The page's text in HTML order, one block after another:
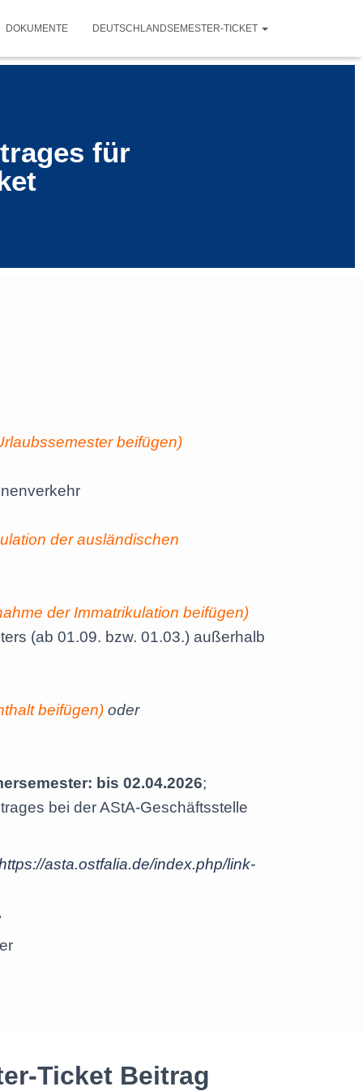
DOKUMENTE DEUTSCHLANDSEMESTER-TICKET
für
beifügen)
der ausländischen
der Immatrikulation beifügen)
(ab 01.09. bzw. 01.03.) außerhalb
beifügen) oder
bis 02.04.2026;
bei der AStA-Geschäftsstelle
asta.ostfalia.de/index.php/link-
Ticket Beitrag